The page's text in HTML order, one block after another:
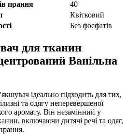
прання
40
Квітковий
Без фосфатів
для тканин
Ванільна
ідеально підходить для тих,
та одягу неперевершеної
аромату. Він незамінний у
включаючи дитячі речі та одяг,